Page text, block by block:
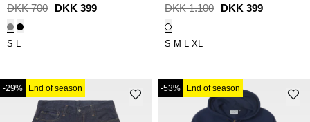
STONE
DKK 700 DKK 399
S L
CINNERUS
DKK 1.100 DKK 399
S M L XL
-29% End of season -53% End of season